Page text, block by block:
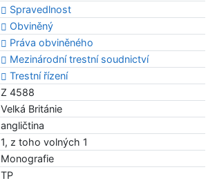
Spravedlnost
Obviněný
Práva obviněného
Mezinárodní trestní soudnictví
Trestní řízení
Z 4588
Velká Británie
angličtina
1, z toho volných 1
Monografie
TP